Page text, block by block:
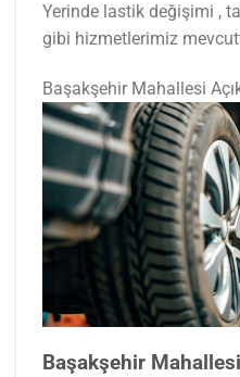
Yerinde lastik değişimi ,
gibi hizmetlerimiz
Başakşehir Mahallesi
Başakşehir